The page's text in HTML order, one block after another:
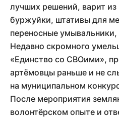
лучших решений, варит
буржуйки, штативы для
переносные
Недавно скромного
«Единство со СВОими»,
артёмовцы раньше и не
на муниципальном
После мероприятия
волонтёрском опыте и